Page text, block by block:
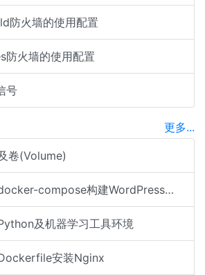
防火墙的使用配置
火墙的使用配置
号
更多...
卷(Volume)
compose构建WordPress博客
及机器学习工具环境
安装Nginx